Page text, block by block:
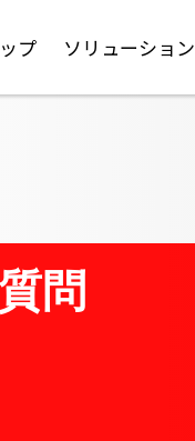
プ ソリューション
問